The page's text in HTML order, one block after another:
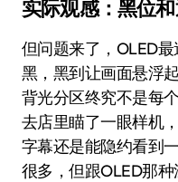
实际观感：黑位
但问题来了，OLED
黑，黑到让画面悬浮
背光分区终究不是每
去店里瞄了一眼样机
字幕还是能隐约看到
很多，但跟OLED那